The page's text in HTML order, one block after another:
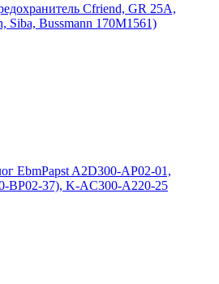
Cfriend, GR 25А,
Siba, Bussmann 170M1561)
EbmPapst A2D300-AP02-01,
BP02-37), K-AC300-A220-25